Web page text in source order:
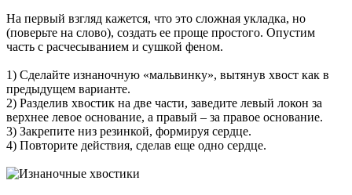
На первый взгляд кажется, что это сложная укладка, но
(поверьте на слово), создать ее проще простого. Опустим
часть с расчесыванием и сушкой феном.
1) Сделайте изнаночную «мальвинку», вытянув хвост как в
предыдущем варианте.
2) Разделив хвостик на две части, заведите левый локон за
верхнее левое основание, а правый – за правое основание.
3) Закрепите низ резинкой, формируя сердце.
4) Повторите действия, сделав еще одно сердце.